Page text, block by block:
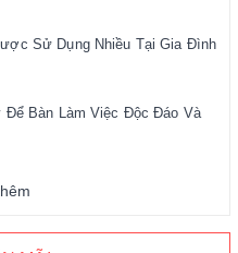
Sử Dụng Nhiều Tại Gia Đình
Để Bàn Làm Việc Độc Đáo Và